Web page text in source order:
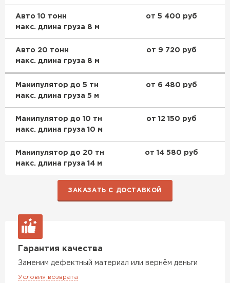
Авто 10 тонн
макс. длина груза 8 м
от 5 400 руб
Авто 20 тонн
макс. длина груза 8 м
от 9 720 руб
Манипулятор до 5 тн
макс. длина груза 5 м
от 6 480 руб
Манипулятор до 10 тн
макс. длина груза 10 м
от 12 150 руб
Манипулятор до 20 тн
макс. длина груза 14 м
от 14 580 руб
ЗАКАЗАТЬ С ДОСТАВКОЙ
Гарантия качества
Заменим дефектный материал или вернём деньги
Условия возврата